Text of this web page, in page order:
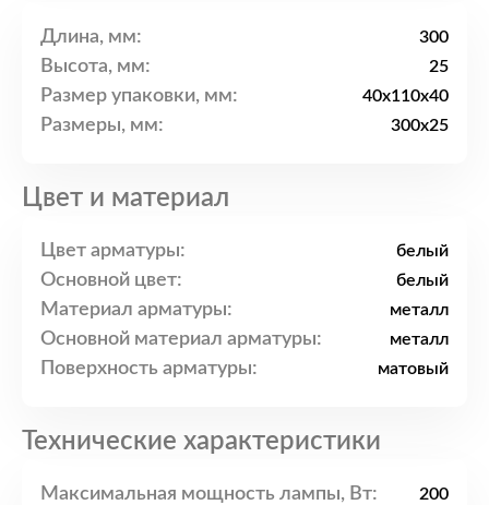
Длина, мм: 300
Высота, мм: 25
Размер упаковки, мм: 40x110x40
Размеры, мм: 300x25
Цвет и материал
Цвет арматуры: белый
Основной цвет: белый
Материал арматуры: металл
Основной материал арматуры: металл
Поверхность арматуры: матовый
Технические характеристики
Максимальная мощность лампы, Вт: 200